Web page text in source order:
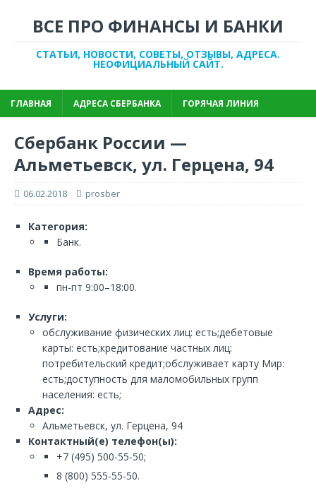
ВСЕ ПРО ФИНАНСЫ И БАНКИ
СТАТЬИ, НОВОСТИ, СОВЕТЫ, ОТЗЫВЫ, АДРЕСА.
НЕОФИЦИАЛЬНЫЙ САЙТ.
ГЛАВНАЯ АДРЕСА СБЕРБАНКА ГОРЯЧАЯ ЛИНИЯ
Сбербанк России —
Альметьевск, ул. Герцена, 94
06.02.2018 prosber
Категория:
Банк.
Время работы:
пн-пт 9:00–18:00.
Услуги:
обслуживание физических лиц: есть;дебетовые
карты: есть;кредитование частных лиц:
потребительский кредит;обслуживает карту Мир:
есть;доступность для маломобильных групп
населения: есть;
Адрес:
Альметьевск, ул. Герцена, 94
Контактный(е) телефон(ы):
+7 (495) 500-55-50;
8 (800) 555-55-50.